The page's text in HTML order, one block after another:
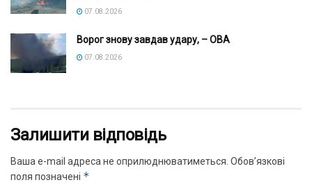
07.08.2026
Ворог знову завдав удару, – ОВА
07.08.2026
Залишити відповідь
Ваша e-mail адреса не оприлюднюватиметься. Обов’язкові
поля позначені *